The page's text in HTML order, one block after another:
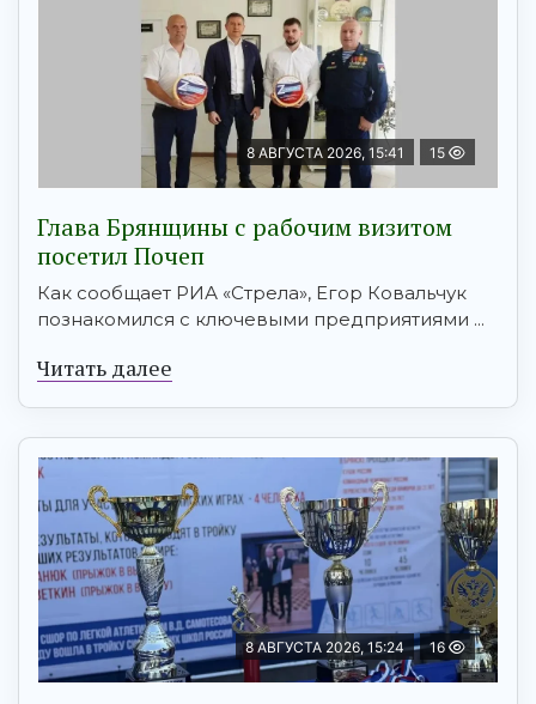
8 АВГУСТА 2026, 15:41 15
Глава Брянщины с рабочим визитом
посетил Почеп
Как сообщает РИА «Стрела», Егор Ковальчук
познакомился с ключевыми предприятиями ...
Читать далее
8 АВГУСТА 2026, 15:24 16